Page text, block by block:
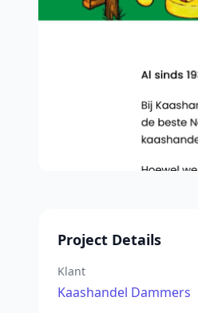
Project Details
Klant
Kaashandel Dammers